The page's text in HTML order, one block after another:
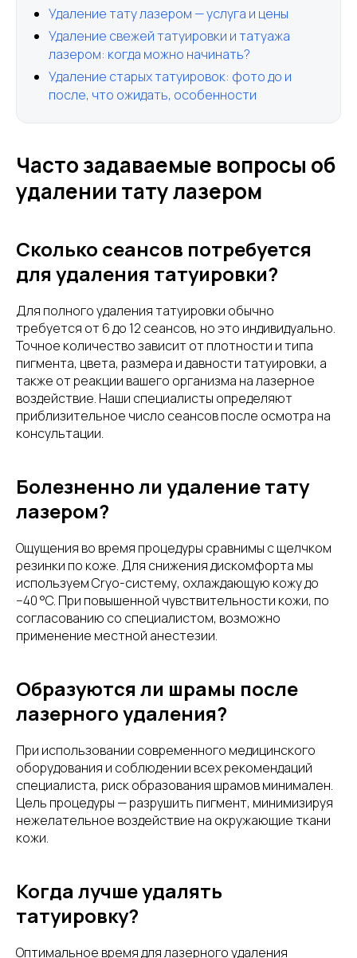
Удаление тату лазером — услуга и цены
Удаление свежей татуировки и татуажа
лазером: когда можно начинать?
Удаление старых татуировок: фото до и
после, что ожидать, особенности
Часто задаваемые вопросы об
удалении тату лазером
Сколько сеансов потребуется
для удаления татуировки?
Для полного удаления татуировки обычно
требуется от 6 до 12 сеансов, но это индивидуально.
Точное количество зависит от плотности и типа
пигмента, цвета, размера и давности татуировки, а
также от реакции вашего организма на лазерное
воздействие. Наши специалисты определяют
приблизительное число сеансов после осмотра на
консультации.
Болезненно ли удаление тату
лазером?
Ощущения во время процедуры сравнимы с щелчком
резинки по коже. Для снижения дискомфорта мы
используем Cryo-систему, охлаждающую кожу до
−40 °C. При повышенной чувствительности кожи, по
согласованию со специалистом, возможно
применение местной анестезии.
Образуются ли шрамы после
лазерного удаления?
При использовании современного медицинского
оборудования и соблюдении всех рекомендаций
специалиста, риск образования шрамов минимален.
Цель процедуры — разрушить пигмент, минимизируя
нежелательное воздействие на окружающие ткани
кожи.
Когда лучше удалять
татуировку?
Оптимальное время для лазерного удаления